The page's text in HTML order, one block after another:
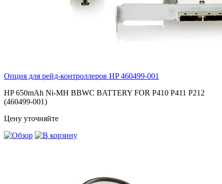
Опция для pейд-контроллеров HP460499-001
HP 650mAh Ni-MH BBWC BATTERY FOR P410 P411 P212
(460499-001)
Цену уточняйте